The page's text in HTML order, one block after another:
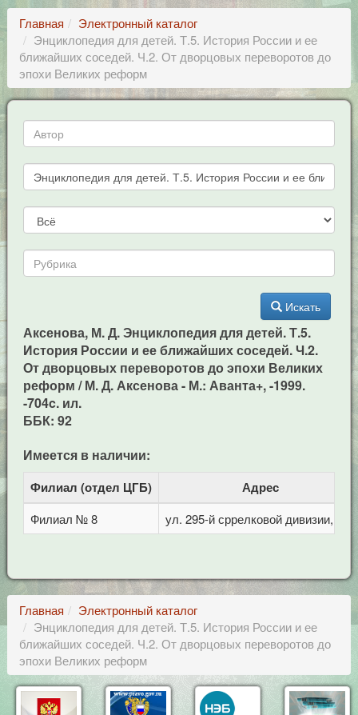
Главная
Электронный каталог
Энциклопедия для детей. Т.5. История России и ее
ближайших соседей. Ч.2. От дворцовых переворотов до
эпохи Великих реформ
Искать
Аксенова, М. Д. Энциклопедия для детей. Т.5.
История России и ее ближайших соседей. Ч.2.
От дворцовых переворотов до эпохи Великих
реформ / М. Д. Аксенова - М.: Аванта+, -1999.
-704c. ил.
ББК: 92
Имеется в наличии:
Филиал (отдел ЦГБ) Адрес
Филиал № 8 ул. 295-й сррелковой дивизии, 114
Главная
Электронный каталог
Энциклопедия для детей. Т.5. История России и ее
ближайших соседей. Ч.2. От дворцовых переворотов до
эпохи Великих реформ